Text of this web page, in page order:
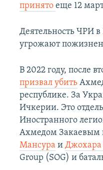
принятоеще 12
Деятельность ЧРИ
угрожают
В 2022 году, после
призвал убить
республике. За
Ичкерии. Это
Иностранного
Ахмедом Закаевым
Мансура иДжохара
Group (SOG) и